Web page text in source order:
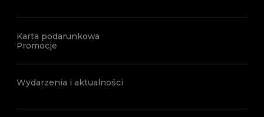
Karta podarunkowa
Promocje
Wydarzenia i aktualności